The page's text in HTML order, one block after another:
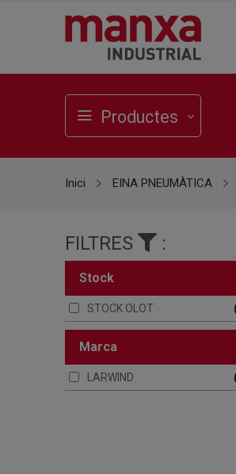
Productes
Inici EINA PNEUMÀTICA
FILTRES :
stock
STOCK OLOT
marca
LARWIND